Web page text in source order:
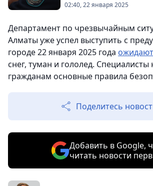
02:40, 22 января 2025
Департамент по чрезвычайным
Алматы уже успел выступить с
городе 22 января 2025 года
снег, туман и гололед.
гражданам основные правила
Поделитесь
Добавить в Google,
читать новости